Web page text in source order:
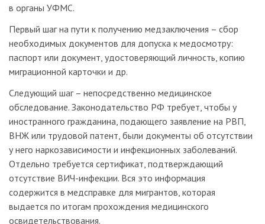
в органы УФМС.
Первый шаг на пути к получению медзаключения – сбор
необходимых документов для допуска к медосмотру:
паспорт или документ, удостоверяющий личность, копию
миграционной карточки и др.
Следующий шаг – непосредственно медицинское
обследование. Законодательство РФ требует, чтобы у
иностранного гражданина, подающего заявление на РВП,
ВНЖ или трудовой патент, были документы об отсутствии
у него наркозависимости и инфекционных заболеваний.
Отдельно требуется сертификат, подтверждающий
отсутствие ВИЧ-инфекции. Вся это информация
содержится в медсправке для мигрантов, которая
выдается по итогам прохождения медицинского
освидетельствования.